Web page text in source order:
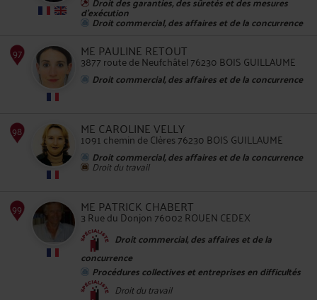
94
95
d'exécution
Droit commercial, des affaires et de la concurrence
ME PAULINE RETOUT
3877 route de Neufchâtel 76230 BOIS GUILLAUME
Droit commercial, des affaires et de la concurrence
ME CAROLINE VELLY
1091 chemin de Clères 76230 BOIS GUILLAUME
Droit commercial, des affaires et de la concurrence
Droit du travail
ME PATRICK CHABERT
3 Rue du Donjon 76002 ROUEN CEDEX
Droit commercial, des affaires et de la
concurrence
Procédures collectives et entreprises en difficultés
Droit du travail